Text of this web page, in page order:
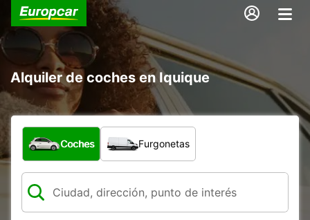
Alquiler de coches en Iquique
¿Qué tipo de vehículo?
Coches Furgonetas